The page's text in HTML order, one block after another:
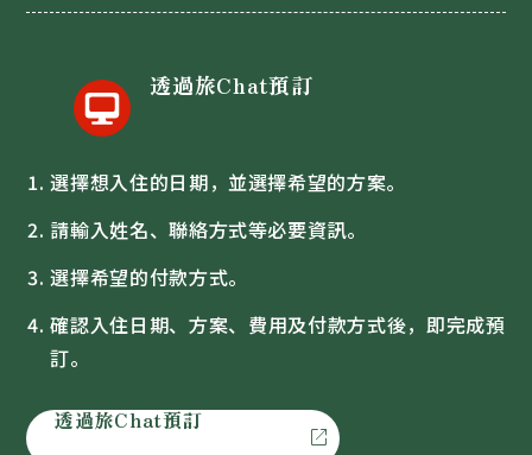
透過旅Chat預訂
選擇想入住的日期，並選擇希望的方案。
請輸入姓名、聯絡方式等必要資訊。
選擇希望的付款方式。
確認入住日期、方案、費用及付款方式後，即完成預
訂。
透過旅Chat預訂
open_in_new